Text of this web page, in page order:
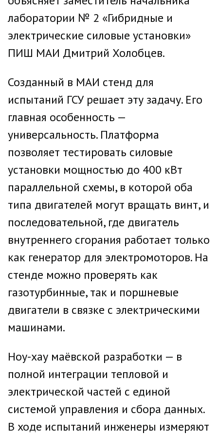
лаборатории № 2 «Гибридные и
электрические силовые установки»
ПИШ МАИ Дмитрий Холобцев.
Созданный в МАИ стенд для
испытаний ГСУ решает эту задачу. Его
главная особенность —
универсальность. Платформа
позволяет тестировать силовые
установки мощностью до 400 кВт
параллельной схемы, в которой оба
типа двигателей могут вращать винт, и
последовательной, где двигатель
внутреннего сгорания работает только
как генератор для электромоторов. На
стенде можно проверять как
газотурбинные, так и поршневые
двигатели в связке с электрическими
машинами.
Ноу-хау маёвской разработки — в
полной интеграции тепловой и
электрической частей с единой
системой управления и сбора данных.
В ходе испытаний инженеры измеряют